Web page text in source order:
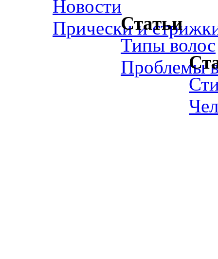
Новости
Прически иСтатьи
Типы волос
Проблемы